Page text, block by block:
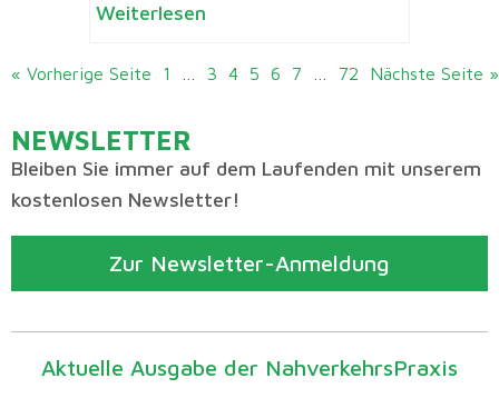
Weiterlesen
« Vorherige Seite 1 3 4 5 6 7 72 Nächste Seite »
NEWSLETTER
Bleiben Sie immer auf dem Laufenden mit unserem
kostenlosen Newsletter!
Zur Newsletter-Anmeldung
Aktuelle Ausgabe der NahverkehrsPraxis